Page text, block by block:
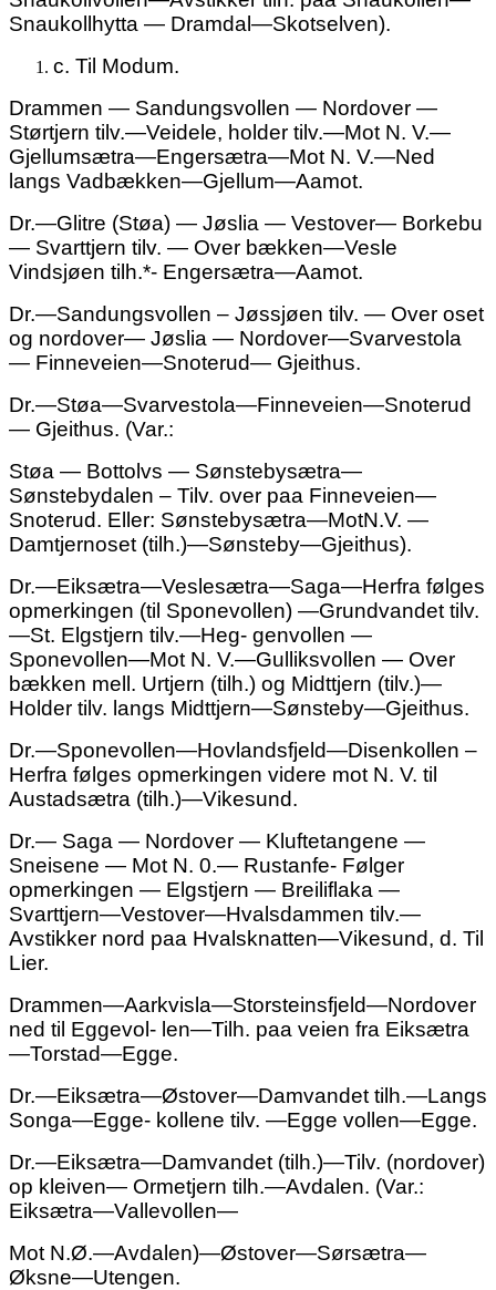
Snaukollhytta — Dramdal—Skotselven).
c. Til Modum.
Drammen — Sandungsvollen — Nordover —
Størtjern tilv.—Veidele, holder tilv.—Mot N. V.—
Gjellumsætra—Engersætra—Mot N. V.—Ned
langs Vadbækken—Gjellum—Aamot.
Dr.—Glitre (Støa) — Jøslia — Vestover— Borkebu
— Svarttjern tilv. — Over bækken—Vesle
Vindsjøen tilh.*- Engersætra—Aamot.
Dr.—Sandungsvollen – Jøssjøen tilv. — Over oset
og nordover— Jøslia — Nordover—Svarvestola
— Finneveien—Snoterud— Gjeithus.
Dr.—Støa—Svarvestola—Finneveien—Snoterud
— Gjeithus. (Var.:
Støa — Bottolvs — Sønstebysætra—
Sønstebydalen – Tilv. over paa Finneveien—
Snoterud. Eller: Sønstebysætra—MotN.V. —
Damtjernoset (tilh.)—Sønsteby—Gjeithus).
Dr.—Eiksætra—Veslesætra—Saga—Herfra følges
opmerkingen (til Sponevollen) —Grundvandet tilv.
—St. Elgstjern tilv.—Heg- genvollen —
Sponevollen—Mot N. V.—Gulliksvollen — Over
bækken mell. Urtjern (tilh.) og Midttjern (tilv.)—
Holder tilv. langs Midttjern—Sønsteby—Gjeithus.
Dr.—Sponevollen—Hovlandsfjeld—Disenkollen –
Herfra følges opmerkingen videre mot N. V. til
Austadsætra (tilh.)—Vikesund.
Dr.— Saga — Nordover — Kluftetangene —
Sneisene — Mot N. 0.— Rustanfe- Følger
opmerkingen — Elgstjern — Breiliflaka —
Svarttjern—Vestover—Hvalsdammen tilv.—
Avstikker nord paa Hvalsknatten—Vikesund, d. Til
Lier.
Drammen—Aarkvisla—Storsteinsfjeld—Nordover
ned til Eggevol- len—Tilh. paa veien fra Eiksætra
—Torstad—Egge.
Dr.—Eiksætra—Østover—Damvandet tilh.—Langs
Songa—Egge- kollene tilv. —Egge vollen—Egge.
Dr.—Eiksætra—Damvandet (tilh.)—Tilv. (nordover)
op kleiven— Ormetjern tilh.—Avdalen. (Var.:
Eiksætra—Vallevollen—
Mot N.Ø.—Avdalen)—Østover—Sørsætra—
Øksne—Utengen.